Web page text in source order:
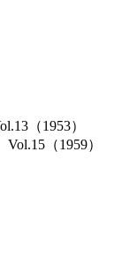
（1953）
（1959）